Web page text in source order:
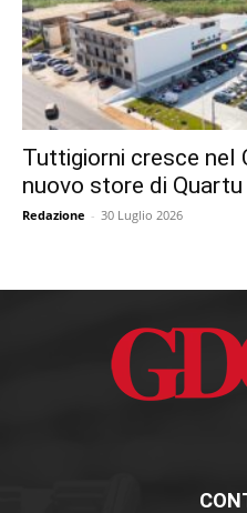
Tuttigiorni cresce nel
nuovo store di Quartu
Redazione - 30 Luglio 2026